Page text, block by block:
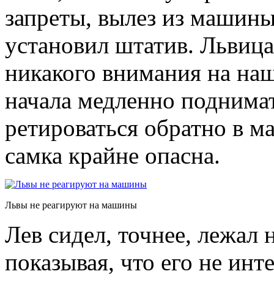
запреты, вылез из
установил штатив.
никакого внимания на
начала медленно
ретироваться обратно в
самка крайне опасна.
Львы не реагируют на машины
Лев сидел, точнее, лежал
показывая, что его не